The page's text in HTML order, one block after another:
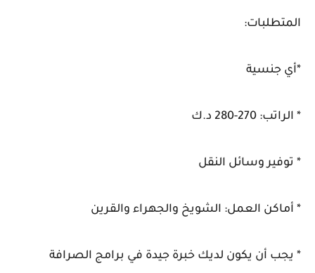
المتطلبات:
*أي جنسية
* الراتب: 270-280 د.ك
* توفير وسائل النقل
* أماكن العمل: الشويخ والجهراء والقرين
* يجب أن يكون لديك خبرة جيدة في برامج الصرافة